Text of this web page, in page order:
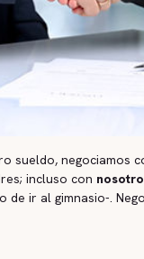
sueldo, negociamos
incluso con
de ir al gimnasio-.